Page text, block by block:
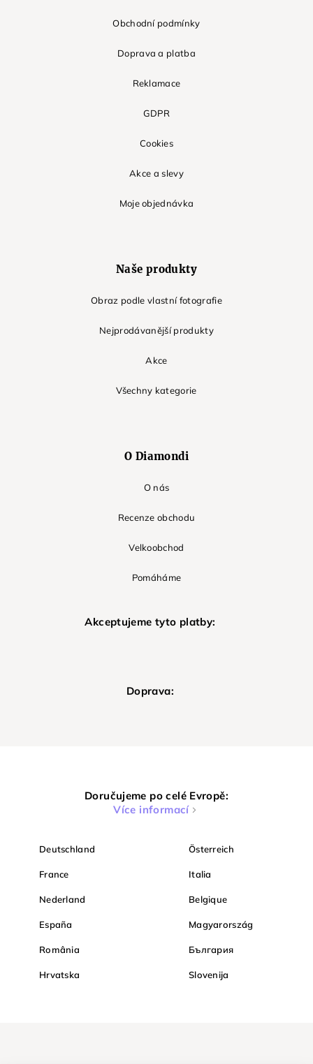
Obchodní podmínky
Doprava a platba
Reklamace
GDPR
Cookies
Akce a slevy
Moje objednávka
Naše produkty
Obraz podle vlastní fotografie
Nejprodávanější produkty
Akce
Všechny kategorie
O Diamondi
O nás
Recenze obchodu
Velkoobchod
Pomáháme
Akceptujeme tyto platby:
Doprava:
Doručujeme po celé Evropě:
Více informací
Deutschland Österreich
France Italia
Nederland Belgique
España Magyarország
România България
Hrvatska Slovenija